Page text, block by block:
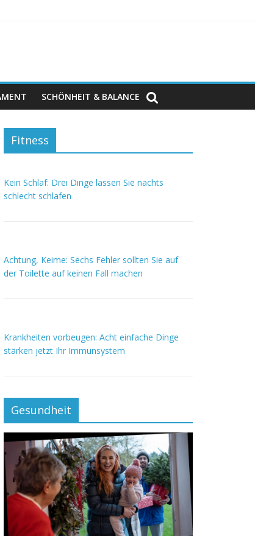
SCHÖNHEIT & BALANCE
Fitness
Kein Schlaf: Drei Dinge lassen Sie nachts
schlecht schlafen
Achtung, Keime: Sechs Fehler sollten Sie auf
der Toilette auf keinen Fall machen
Krankheiten vorbeugen: Acht einfache Dinge
stärken jetzt Ihr Immunsystem
Gesundheit